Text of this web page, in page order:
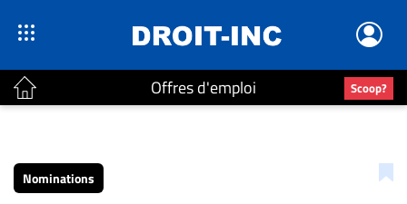
Offres d'emploi Scoop?
Accueil
Nominations